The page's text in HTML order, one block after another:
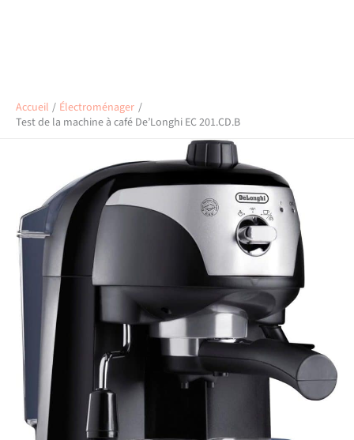
Accueil
Électroménager
Test de la machine à café De’Longhi EC 201.CD.B